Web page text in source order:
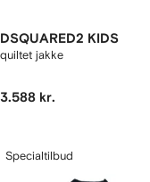
DSQUARED2 KIDS
quiltet jakke
3.588 kr.
Specialtilbud